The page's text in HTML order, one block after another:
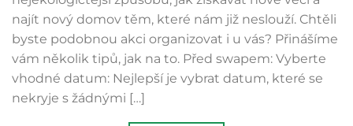
najít nový domov těm, které nám již neslouží. Chtěli
byste podobnou akci organizovat i u vás? Přinášíme
vám několik tipů, jak na to. Před swapem: Vyberte
vhodné datum: Nejlepší je vybrat datum, které se
nekryje s žádnými […]